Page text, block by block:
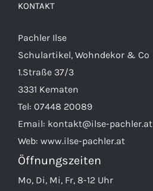
KONTAKT
Pachler Ilse
Schulartikel, Wohndekor & Co
1.Straße 37/3
3331 Kematen
Tel: 07448 20089
Email: kontakt@ilse-pachler.at
Web: www.ilse-pachler.at
Öffnungszeiten
Mo, Di, Mi, Fr, 8-12 Uhr